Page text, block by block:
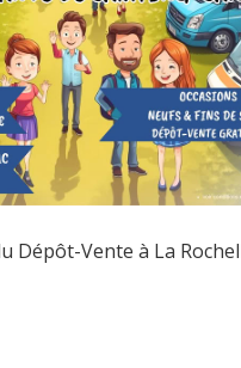
Dépôt-Vente à La